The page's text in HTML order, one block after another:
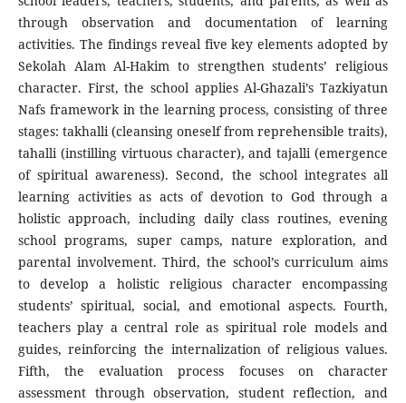
through observation and documentation of learning
activities. The findings reveal five key elements adopted by
Sekolah Alam Al-Hakim to strengthen students’ religious
character. First, the school applies Al-Ghazali’s Tazkiyatun
Nafs framework in the learning process, consisting of three
stages: takhalli (cleansing oneself from reprehensible traits),
tahalli (instilling virtuous character), and tajalli (emergence
of spiritual awareness). Second, the school integrates all
learning activities as acts of devotion to God through a
holistic approach, including daily class routines, evening
school programs, super camps, nature exploration, and
parental involvement. Third, the school’s curriculum aims
to develop a holistic religious character encompassing
students’ spiritual, social, and emotional aspects. Fourth,
teachers play a central role as spiritual role models and
guides, reinforcing the internalization of religious values.
Fifth, the evaluation process focuses on character
assessment through observation, student reflection, and